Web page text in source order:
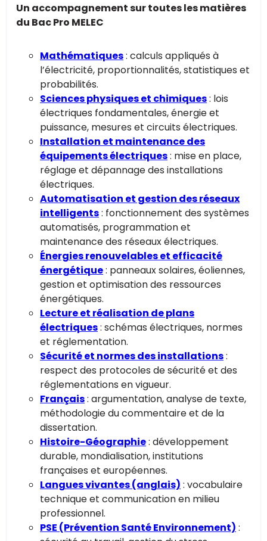
Un accompagnement sur toutes les matières
du Bac Pro MELEC
Mathématiques: calculs appliqués à
l’électricité, proportionnalités, statistiques et
probabilités.
Sciences physiques et chimiques: lois
électriques fondamentales, énergie et
puissance, mesures et circuits électriques.
Installation et maintenance des
équipements électriques: mise en place,
réglage et dépannage des installations
électriques.
Automatisation et gestion des réseaux
intelligents: fonctionnement des systèmes
automatisés, programmation et
maintenance des réseaux électriques.
Énergies renouvelables et efficacité
énergétique: panneaux solaires, éoliennes,
gestion et optimisation des ressources
énergétiques.
Lecture et réalisation de plans
électriques: schémas électriques, normes
et réglementation.
Sécurité et normes des installations:
respect des protocoles de sécurité et des
réglementations en vigueur.
Français: argumentation, analyse de texte,
méthodologie du commentaire et de la
dissertation.
Histoire-Géographie: développement
durable, mondialisation, institutions
françaises et européennes.
Langues vivantes (anglais) : vocabulaire
technique et communication en milieu
professionnel.
PSE (Prévention Santé Environnement) :